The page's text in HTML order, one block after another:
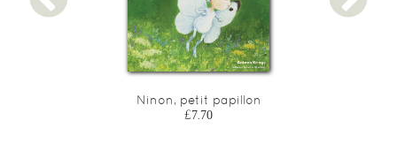
Ninon, petit papillon
£7.70